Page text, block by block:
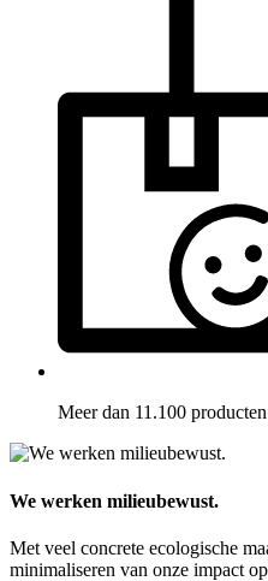
Meer dan 11.100 producten
We werken milieubewust.
Met veel concrete ecologische
minimaliseren van onze impact